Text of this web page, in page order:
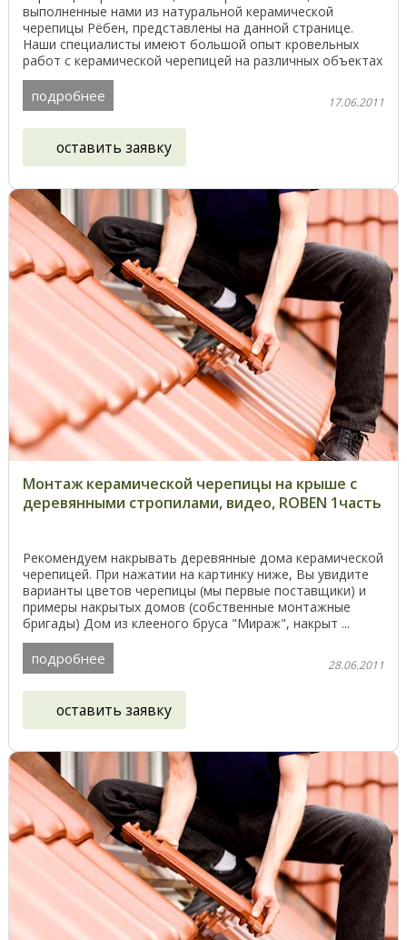
выполненные нами из натуральной керамической
черепицы Рёбен, представлены на данной странице.
Наши специалисты имеют большой опыт кровельных
работ с керамической черепицей на различных объектах
в Беларуси, ...
подробнее 17.06.2011
оставить заявку
Монтаж керамической черепицы на крыше с
деревянными стропилами, видео, ROBEN 1часть
Рекомендуем накрывать деревянные дома керамической
черепицей. При нажатии на картинку ниже, Вы увидите
варианты цветов черепицы (мы первые поставщики) и
примеры накрытых домов (собственные монтажные
бригады) Дом из клееного бруса "Мираж", накрыт ...
подробнее 28.06.2011
оставить заявку